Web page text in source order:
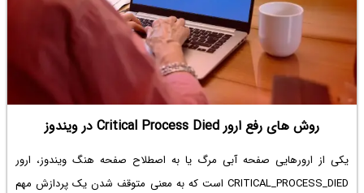
روش های رفع ارور Critical Process Died در ویندوز
یکی از ارورهایی صفحه آبی مرگ یا به اصطلاح صفحه هنگ ویندوز، ارور
CRITICAL_PROCESS_DIED است که به معنی متوقف شدن یک پردازش مهم